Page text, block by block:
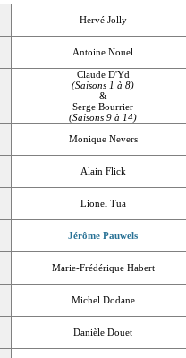
Hervé Jolly
Antoine Nouel
Claude D'Yd
(Saisons 1 à 8)
&
Serge Bourrier
(Saisons 9 à 14)
Monique Nevers
Alain Flick
Lionel Tua
Jérôme Pauwels
Marie-Frédérique Habert
Michel Dodane
Danièle Douet